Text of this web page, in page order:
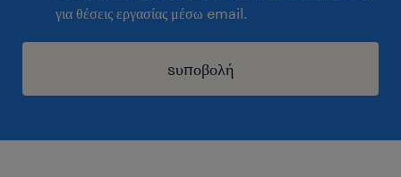
για θέσεις εργασίας μέσω email.
sυποβολή